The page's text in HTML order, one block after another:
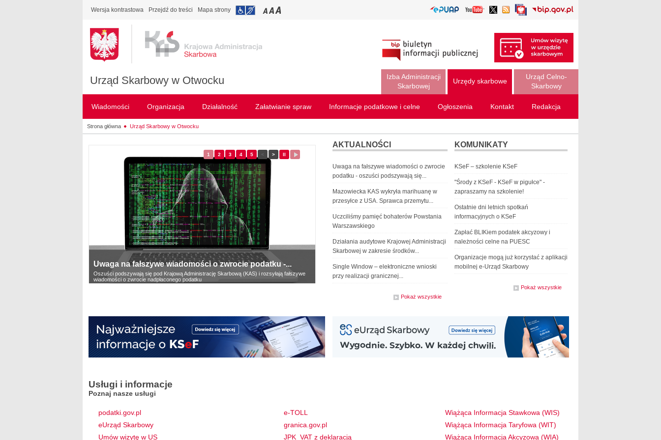
Wersja kontrastowa Przejdź do treści Mapa strony
Urząd Skarbowy w Otwocku
Izba Administracji
Skarbowej
Urzędy skarbowe
Urząd Celno-
Skarbowy
Wiadomości Organizacja Działalność Załatwianie spraw Informacje podatkowe i celne Ogłoszenia Kontakt Redakcja
Strona główna Urząd Skarbowy w Otwocku
1 - slajd
2 - slajd
3 - slajd
4 - slajd
5 - slajd
< Poprzedni slajd
> Następny slajd
II
Zatrzymaj
Uwaga na fałszywe wiadomości o zwrocie podatku -...
Oszuści podszywają się pod Krajową Administrację Skarbową (KAS) i rozsyłają fałszywe
wiadomości o zwrocie nadpłaconego podatku
AKTUALNOŚCI
Uwaga na fałszywe wiadomości o zwrocie
podatku - oszuści podszywają się...
Mazowiecka KAS wykryła marihuanę w
przesyłce z USA. Sprawca przemytu...
Uczciliśmy pamięć bohaterów Powstania
Warszawskiego
Działania audytowe Krajowej Administracji
Skarbowej w zakresie środków...
Single Window – elektroniczne wnioski
przy realizacji granicznej...
Pokaż wszystkie
KOMUNIKATY
KSeF – szkolenie KSeF
"Środy z KSeF - KSeF w pigułce" -
zapraszamy na szkolenie!
Ostatnie dni letnich spotkań
informacyjnych o KSeF
Zapłać BLIKiem podatek akcyzowy i
należności celne na PUESC
Organizacje mogą już korzystać z aplikacji
mobilnej e-Urząd Skarbowy
Pokaż wszystkie
Usługi i informacje
Poznaj nasze usługi
podatki.gov.pl
eUrząd Skarbowy
Umów wizytę w US
e-TOLL
granica.gov.pl
JPK_VAT z deklaracją
Wiążąca Informacja Stawkowa (WIS)
Wiążąca Informacja Taryfowa (WIT)
Wiążąca Informacja Akcyzowa (WIA)